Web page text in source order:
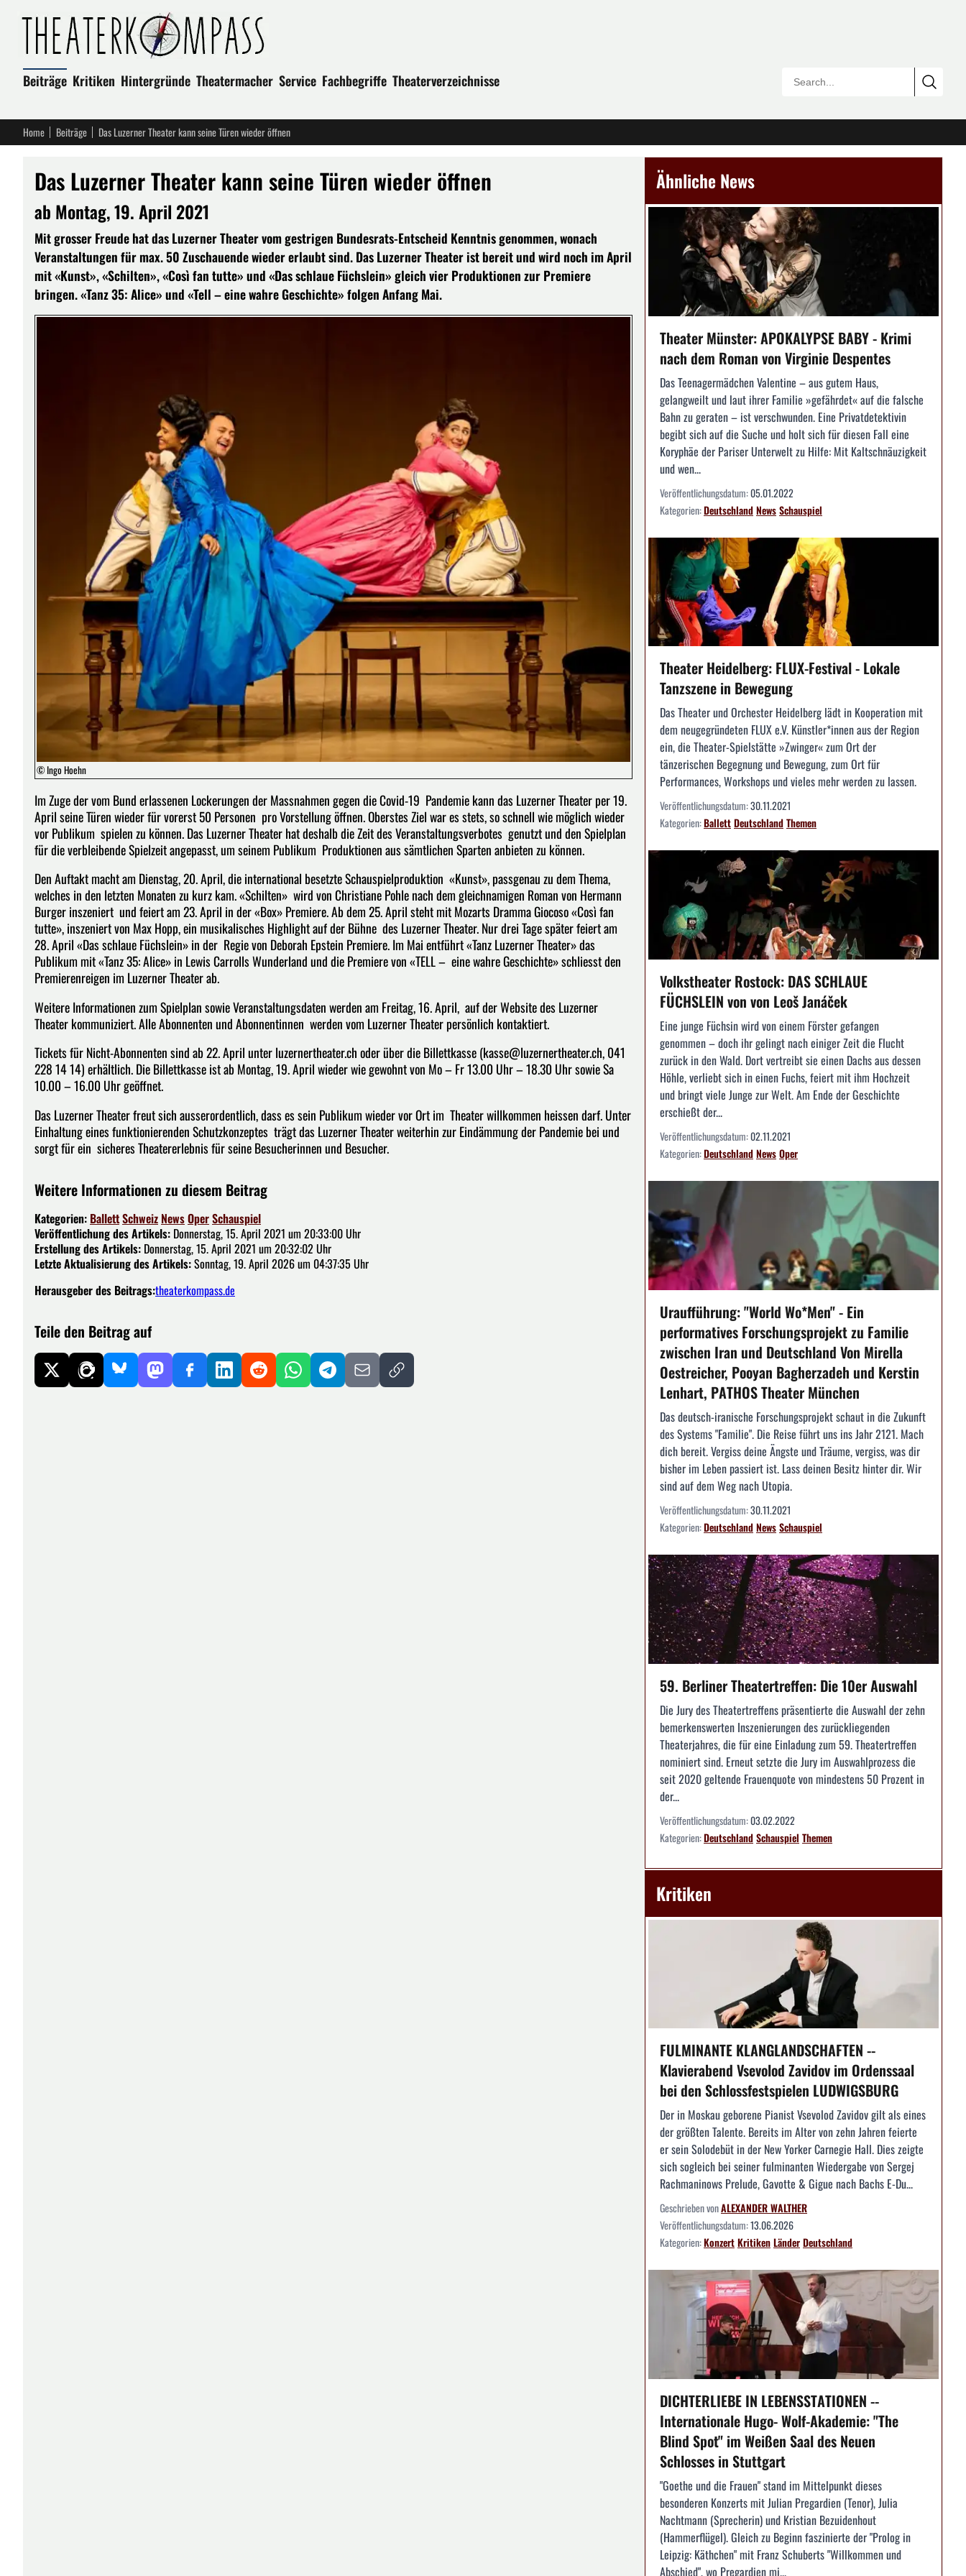
Beiträge Kritiken Hintergründe Theatermacher Service Fachbegriffe Theaterverzeichnisse
Home Beiträge Das Luzerner Theater kann seine Türen wieder öffnen
Das Luzerner Theater kann seine Türen wieder öffnen
ab Montag, 19. April 2021
Mit grosser Freude hat das Luzerner Theater vom gestrigen Bundesrats-Entscheid Kenntnis genommen, wonach
Veranstaltungen für max. 50 Zuschauende wieder erlaubt sind. Das Luzerner Theater ist bereit und wird noch im April
mit «Kunst», «Schilten», «Così fan tutte» und «Das schlaue Füchslein» gleich vier Produktionen zur Premiere
bringen. «Tanz 35: Alice» und «Tell – eine wahre Geschichte» folgen Anfang Mai.
© Ingo Hoehn
Im Zuge der vom Bund erlassenen Lockerungen der Massnahmen gegen die Covid-19 Pandemie kann das Luzerner Theater per 19.
April seine Türen wieder für vorerst 50 Personen pro Vorstellung öffnen. Oberstes Ziel war es stets, so schnell wie möglich wieder
vor Publikum spielen zu können. Das Luzerner Theater hat deshalb die Zeit des Veranstaltungsverbotes genutzt und den Spielplan
für die verbleibende Spielzeit angepasst, um seinem Publikum Produktionen aus sämtlichen Sparten anbieten zu können.
Den Auftakt macht am Dienstag, 20. April, die international besetzte Schauspielproduktion «Kunst», passgenau zu dem Thema,
welches in den letzten Monaten zu kurz kam. «Schilten» wird von Christiane Pohle nach dem gleichnamigen Roman von Hermann
Burger inszeniert und feiert am 23. April in der «Box» Premiere. Ab dem 25. April steht mit Mozarts Dramma Giocoso «Così fan
tutte», inszeniert von Max Hopp, ein musikalisches Highlight auf der Bühne des Luzerner Theater. Nur drei Tage später feiert am
28. April «Das schlaue Füchslein» in der Regie von Deborah Epstein Premiere. Im Mai entführt «Tanz Luzerner Theater» das
Publikum mit «Tanz 35: Alice» in Lewis Carrolls Wunderland und die Premiere von «TELL – eine wahre Geschichte» schliesst den
Premierenreigen im Luzerner Theater ab.
Weitere Informationen zum Spielplan sowie Veranstaltungsdaten werden am Freitag, 16. April, auf der Website des Luzerner
Theater kommuniziert. Alle Abonnenten und Abonnentinnen werden vom Luzerner Theater persönlich kontaktiert.
Tickets für Nicht-Abonnenten sind ab 22. April unter luzernertheater.ch oder über die Billettkasse (kasse@luzernertheater.ch, 041
228 14 14) erhältlich. Die Billettkasse ist ab Montag, 19. April wieder wie gewohnt von Mo – Fr 13.00 Uhr – 18.30 Uhr sowie Sa
10.00 – 16.00 Uhr geöffnet.
Das Luzerner Theater freut sich ausserordentlich, dass es sein Publikum wieder vor Ort im Theater willkommen heissen darf. Unter
Einhaltung eines funktionierenden Schutzkonzeptes trägt das Luzerner Theater weiterhin zur Eindämmung der Pandemie bei und
sorgt für ein sicheres Theatererlebnis für seine Besucherinnen und Besucher.
Weitere Informationen zu diesem Beitrag
Kategorien: BallettSchweiz NewsOperSchauspiel
Veröffentlichung des Artikels: Donnerstag, 15. April 2021 um 20:33:00 Uhr
Erstellung des Artikels: Donnerstag, 15. April 2021 um 20:32:02 Uhr
Letzte Aktualisierung des Artikels:Sonntag, 19. April 2026 um 04:37:35 Uhr
Herausgeber des Beitrags:theaterkompass.de
Teile den Beitrag auf
Ähnliche News
Theater Münster: APOKALYPSE BABY - Krimi
nach dem Roman von Virginie Despentes
Das Teenagermädchen Valentine – aus gutem Haus,
gelangweilt und laut ihrer Familie »gefährdet« auf die falsche
Bahn zu geraten – ist verschwunden. Eine Privatdetektivin
begibt sich auf die Suche und holt sich für diesen Fall eine
Koryphäe der Pariser Unterwelt zu Hilfe: Mit Kaltschnäuzigkeit
und wen...
Veröffentlichungsdatum:05.01.2022
Kategorien:DeutschlandNewsSchauspiel
Theater Heidelberg: FLUX-Festival - Lokale
Tanzszene in Bewegung
Das Theater und Orchester Heidelberg lädt in Kooperation mit
dem neugegründeten FLUX e.V. Künstler*innen aus der Region
ein, die Theater-Spielstätte »Zwinger« zum Ort der
tänzerischen Begegnung und Bewegung, zum Ort für
Performances, Workshops und vieles mehr werden zu lassen.
Veröffentlichungsdatum:30.11.2021
Kategorien:BallettDeutschlandThemen
Volkstheater Rostock: DAS SCHLAUE
FÜCHSLEIN von von Leoš Janáček
Eine junge Füchsin wird von einem Förster gefangen
genommen – doch ihr gelingt nach einiger Zeit die Flucht
zurück in den Wald. Dort vertreibt sie einen Dachs aus dessen
Höhle, verliebt sich in einen Fuchs, feiert mit ihm Hochzeit
und bringt viele Junge zur Welt. Am Ende der Geschichte
erschießt der...
Veröffentlichungsdatum:02.11.2021
Kategorien:DeutschlandNewsOper
Uraufführung: "World Wo*Men" - Ein
performatives Forschungsprojekt zu Familie
zwischen Iran und Deutschland Von Mirella
Oestreicher, Pooyan Bagherzadeh und Kerstin
Lenhart, PATHOS Theater München
Das deutsch-iranische Forschungsprojekt schaut in die Zukunft
des Systems "Familie". Die Reise führt uns ins Jahr 2121. Mach
dich bereit. Vergiss deine Ängste und Träume, vergiss, was dir
bisher im Leben passiert ist. Lass deinen Besitz hinter dir. Wir
sind auf dem Weg nach Utopia.
Veröffentlichungsdatum:30.11.2021
Kategorien:DeutschlandNewsSchauspiel
59. Berliner Theatertreffen: Die 10er Auswahl
­Die Jury des Theatertreffens präsentierte die Auswahl der zehn
bemerkenswerten Inszenierungen des zurückliegenden
Theaterjahres, die für eine Einladung zum 59. Theatertreffen
nominiert sind. Erneut setzte die Jury im Auswahlprozess die
seit 2020 geltende Frauenquote von mindestens 50 Prozent in
der...
Veröffentlichungsdatum:03.02.2022
Kategorien:DeutschlandSchauspiel Themen
Kritiken
FULMINANTE KLANGLANDSCHAFTEN --
Klavierabend Vsevolod Zavidov im Ordenssaal
bei den Schlossfestspielen LUDWIGSBURG
Der in Moskau geborene Pianist Vsevolod Zavidov gilt als eines
der größten Talente. Bereits im Alter von zehn Jahren feierte
er sein Solodebüt in der New Yorker Carnegie Hall. Dies zeigte
sich sogleich bei seiner fulminanten Wiedergabe von Sergej
Rachmaninows Prelude, Gavotte & Gigue nach Bachs E-Du...
Geschrieben vonALEXANDER WALTHER
Veröffentlichungsdatum:13.06.2026
Kategorien:KonzertKritikenLänderDeutschland
DICHTERLIEBE IN LEBENSSTATIONEN --
Internationale Hugo- Wolf-Akademie: "The
Blind Spot" im Weißen Saal des Neuen
Schlosses in Stuttgart
"Goethe und die Frauen" stand im Mittelpunkt dieses
besonderen Konzerts mit Julian Pregardien (Tenor), Julia
Nachtmann (Sprecherin) und Kristian Bezuidenhout
(Hammerflügel). Gleich zu Beginn faszinierte der "Prolog in
Leipzig: Käthchen" mit Franz Schuberts "Willkommen und
Abschied", wo Pregardien mi...